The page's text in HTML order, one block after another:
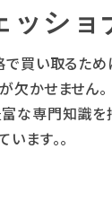
ッショ
で買い取るた
欠かせません。
な専門知識を
ます。。